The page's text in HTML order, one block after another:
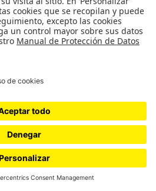
– Universidad de los Andes,